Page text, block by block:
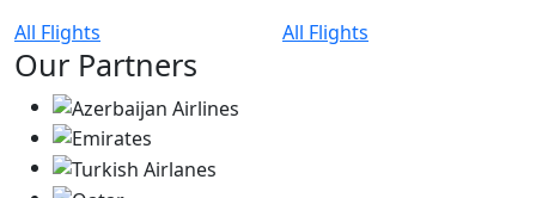
All Flights
All Flights
Our Partners